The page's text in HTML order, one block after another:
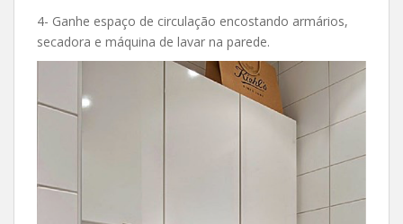
4- Ganhe espaço de circulação encostando armários,
secadora e máquina de lavar na parede.